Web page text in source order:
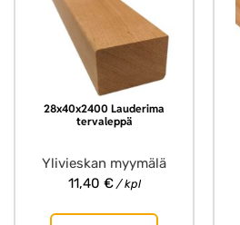
28x40x2400 Lauderima
tervaleppä
Ylivieskan myymälä
11,40 €/ kpl